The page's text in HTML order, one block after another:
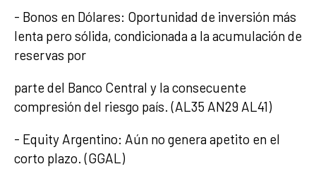
- Bonos en Dólares: Oportunidad de inversión más
lenta pero sólida, condicionada a la acumulación de
reservas por
parte del Banco Central y la consecuente
compresión del riesgo país. (AL35 AN29 AL41)
- Equity Argentino: Aún no genera apetito en el
corto plazo. (GGAL)